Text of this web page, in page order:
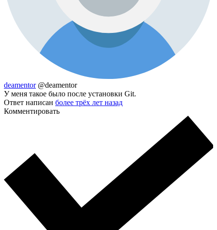
deamentor @deamentor
У меня такое было после установки Git.
Ответ написан более трёх лет назад
Комментировать